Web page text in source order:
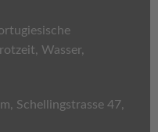
Wasser,
Schellingstrasse 47,